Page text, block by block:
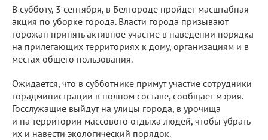
В субботу, 3 сентября, в Белгороде пройдет масштабная
акция по уборке города. Власти города призывают
горожан принять активное участие в наведении порядка
на прилегающих территориях к дому, организациям и в
местах общего пользования.
Ожидается, что в субботнике примут участие сотрудники
горадминистрации в полном составе, сообщает мэрия.
Госслужащие выйдут на улицы города, в урочища
и на территории массового отдыха людей, чтобы убрать
их и навести экологический порядок.